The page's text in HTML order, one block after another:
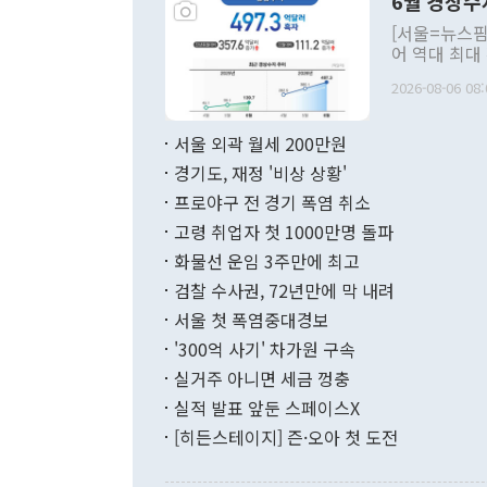
관의 대북
관 부처 장
관의 무리한
다. [정동영 통일부 장관이 지난달 23일 오후 서울 종로구 정부서울청사에
무너졌다고
함께 4자 대
"우리의 선
관은 업무
[서울=뉴스
어 역대 최
료=한국은행] 한국은행이 6일 발표한 '2026년 6월 국제수지(잠정)'
며 월간 기
196.9% 급
수출은
기록했지만
로 전환됐다.
2026-08-06
서울 외곽 월세 200만원
경기도, 재정 '비상 상황'
프로야구 전 경기 폭염 취소
고령 취업자 첫 1000만명 돌파
화물선 운임 3주만에 최고
검찰 수사권, 72년만에 막 내려
서울 첫 폭염중대경보
'300억 사기' 차가원 구속
실거주 아니면 세금 껑충
실적 발표 앞둔 스페이스X
[히든스테이지] 즌·오아 첫 도전